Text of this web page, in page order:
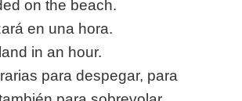
on the beach.
en una hora.
in an hour.
para despegar, para